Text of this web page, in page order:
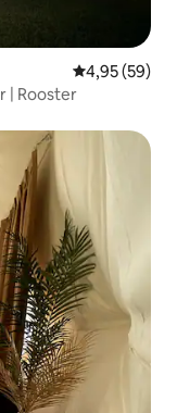
4,95 de uma
4,95 (59)
| Rooster